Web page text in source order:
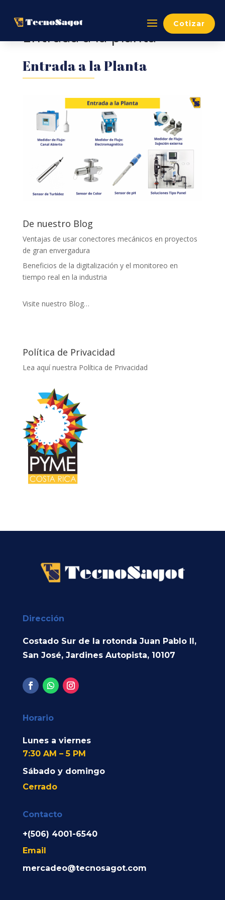
Cotizar
Entrada a la planta
Entrada a la Planta
De nuestro Blog
Ventajas de usar conectores mecánicos en proyectos
de gran envergadura
Beneficios de la digitalización y el monitoreo en
tiempo real en la industria
Visite nuestro Blog…
Política de Privacidad
Lea aquí nuestra Política de Privacidad
Dirección
Costado Sur de la rotonda Juan Pablo II,
San José, Jardines Autopista, 10107
Horario
Lunes a viernes
7:30 AM – 5 PM
Sábado y domingo
Cerrado
Contacto
+(506) 4001-6540
Email
mercadeo@tecnosagot.com